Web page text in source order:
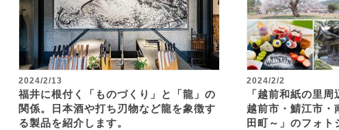
2024/2/13
福井に根付く「ものづくり」と「龍」の
関係。日本酒や打ち刃物など龍を象徴す
る製品を紹介します。
2024/2/2
「越前和紙の里
越前市・鯖江市・
田町～」のフォト